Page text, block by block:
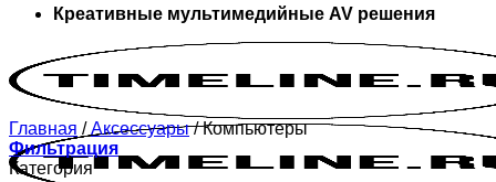
Креативные мультимедийные AV решения
Главная / Аксессуары /Компьютеры
Фильтрация
Категория